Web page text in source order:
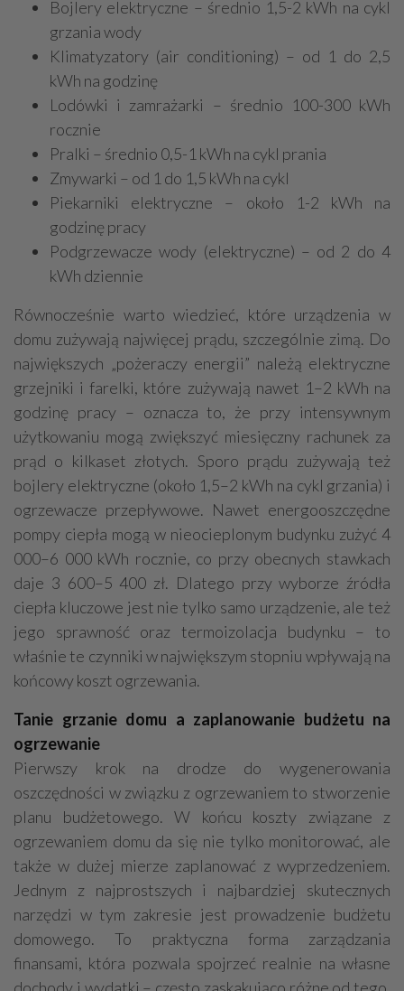
Bojlery elektryczne – średnio 1,5-2 kWh na cykl
grzania wody
Klimatyzatory (air conditioning) – od 1 do 2,5
kWh na godzinę
Lodówki i zamrażarki – średnio 100-300 kWh
rocznie
Pralki – średnio 0,5-1 kWh na cykl prania
Zmywarki – od 1 do 1,5 kWh na cykl
Piekarniki elektryczne – około 1-2 kWh na
godzinę pracy
Podgrzewacze wody (elektryczne) – od 2 do 4
kWh dziennie
Równocześnie warto wiedzieć, które urządzenia w
domu zużywają najwięcej prądu, szczególnie zimą. Do
największych „pożeraczy energii” należą elektryczne
grzejniki i farelki, które zużywają nawet 1–2 kWh na
godzinę pracy – oznacza to, że przy intensywnym
użytkowaniu mogą zwiększyć miesięczny rachunek za
prąd o kilkaset złotych. Sporo prądu zużywają też
bojlery elektryczne (około 1,5–2 kWh na cykl grzania) i
ogrzewacze przepływowe. Nawet energooszczędne
pompy ciepła mogą w nieocieplonym budynku zużyć 4
000–6 000 kWh rocznie, co przy obecnych stawkach
daje 3 600–5 400 zł. Dlatego przy wyborze źródła
ciepła kluczowe jest nie tylko samo urządzenie, ale też
jego sprawność oraz termoizolacja budynku – to
właśnie te czynniki w największym stopniu wpływają na
końcowy koszt ogrzewania.
Tanie grzanie domu a zaplanowanie budżetu na
ogrzewanie
Pierwszy krok na drodze do wygenerowania
oszczędności w związku z ogrzewaniem to stworzenie
planu budżetowego. W końcu koszty związane z
ogrzewaniem domu da się nie tylko monitorować, ale
także w dużej mierze zaplanować z wyprzedzeniem.
Jednym z najprostszych i najbardziej skutecznych
narzędzi w tym zakresie jest prowadzenie budżetu
domowego. To praktyczna forma zarządzania
finansami, która pozwala spojrzeć realnie na własne